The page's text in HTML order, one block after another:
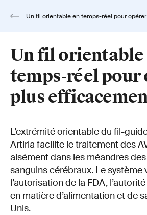
Un fil orientable
temps-réel pour
plus
L’extrémité orientable du fil-
Artiria facilite le traitement des
aisément dans les méandres
sanguins cérébraux. Le système
l’autorisation de la FDA,
en matière d’alimentation et de
Unis.